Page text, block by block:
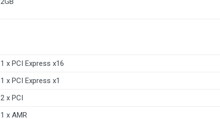
1 x PCI Express x16
1 x PCI Express x1
2 x PCI
1 x AMR